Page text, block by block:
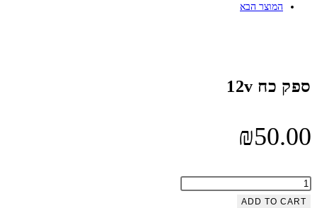
המוצר הבא
ספק כח 12v
₪50.00
ספק
ADD TO CART